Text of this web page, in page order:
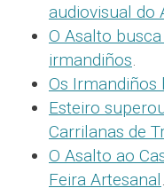
audiovisual do
O Asalto
irmandiños.
Os Irmandiños
Esteiro
Carrilanas de
O Asalto ao
Feira Artesanal.